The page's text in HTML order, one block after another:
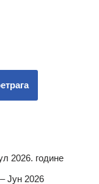
2026. године
Јун 2026